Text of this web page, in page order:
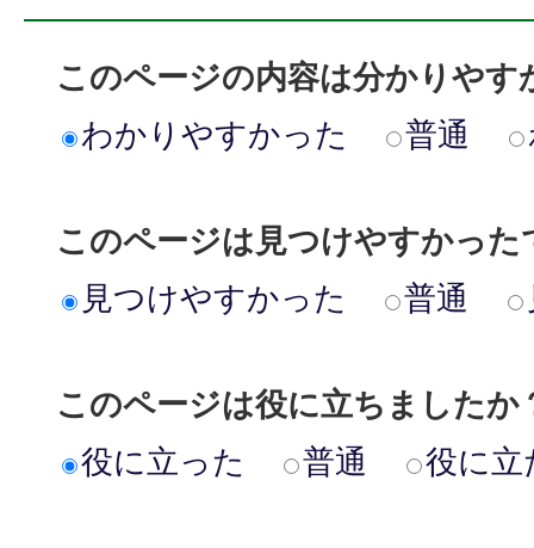
このページの内容は分かりやす
わかりやすかった
普通
このページは見つけやすかった
見つけやすかった
普通
このページは役に立ちましたか
役に立った
普通 役に立